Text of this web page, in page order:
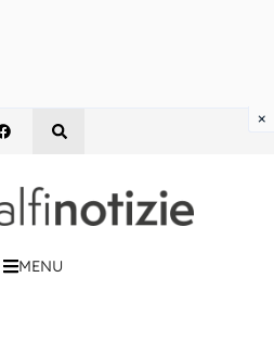
MENU
×